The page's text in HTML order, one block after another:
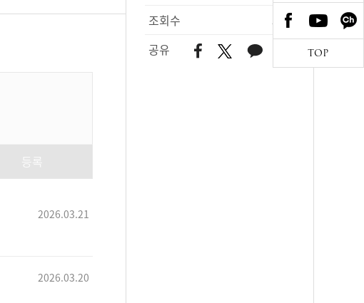
조회수
548
공유
2026.03.21
2026.03.20
TOP